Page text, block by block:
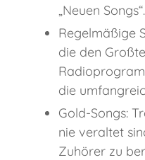
„Neuen Songs“.
Regelmäßige
die den
die
Gold-Songs:
nie veraltet
Zuhörer zu